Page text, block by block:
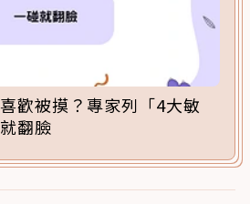
歡被摸？專家列「4大敏
翻臉